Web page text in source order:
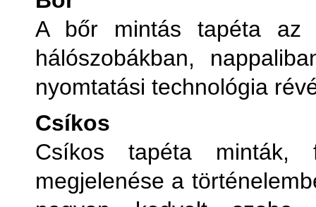
A bőr mintás tapéta az
hálószobákban,
nyomtatási technológia
Csíkos
Csíkos tapéta minták,
megjelenése a